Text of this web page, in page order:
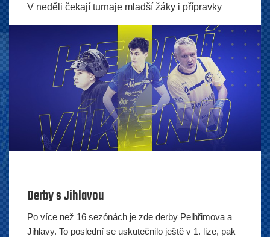
V neděli čekají turnaje mladší žáky i přípravky
Derby s Jihlavou
Po více než 16 sezónách je zde derby Pelhřimova a
Jihlavy. To poslední se uskutečnilo ještě v 1. lize, pak